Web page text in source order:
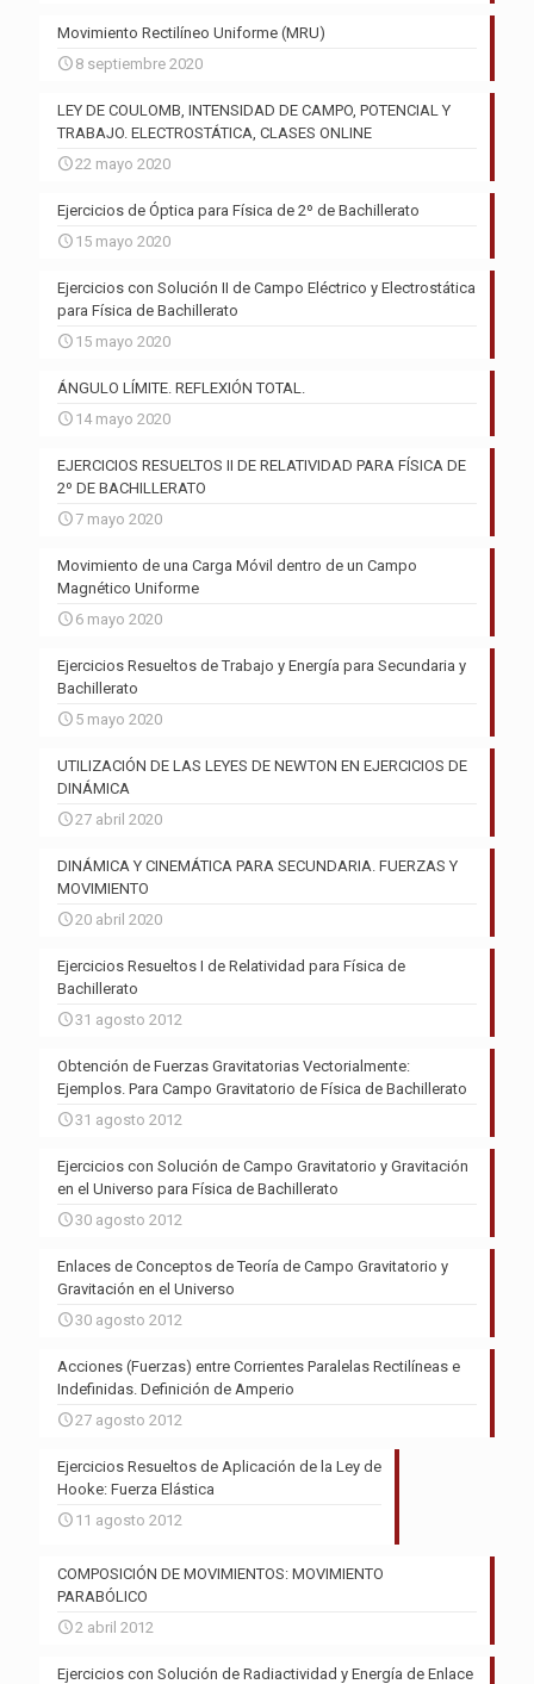
Movimiento Rectilíneo Uniforme (MRU)
8 septiembre 2020
LEY DE COULOMB, INTENSIDAD DE CAMPO, POTENCIAL Y
TRABAJO. ELECTROSTÁTICA, CLASES ONLINE
22 mayo 2020
Ejercicios de Óptica para Física de 2º de Bachillerato
15 mayo 2020
Ejercicios con Solución II de Campo Eléctrico y Electrostática
para Física de Bachillerato
15 mayo 2020
ÁNGULO LÍMITE. REFLEXIÓN TOTAL.
14 mayo 2020
EJERCICIOS RESUELTOS II DE RELATIVIDAD PARA FÍSICA DE
2º DE BACHILLERATO
7 mayo 2020
Movimiento de una Carga Móvil dentro de un Campo
Magnético Uniforme
6 mayo 2020
Ejercicios Resueltos de Trabajo y Energía para Secundaria y
Bachillerato
5 mayo 2020
UTILIZACIÓN DE LAS LEYES DE NEWTON EN EJERCICIOS DE
DINÁMICA
27 abril 2020
DINÁMICA Y CINEMÁTICA PARA SECUNDARIA. FUERZAS Y
MOVIMIENTO
20 abril 2020
Ejercicios Resueltos I de Relatividad para Física de
Bachillerato
31 agosto 2012
Obtención de Fuerzas Gravitatorias Vectorialmente:
Ejemplos. Para Campo Gravitatorio de Física de Bachillerato
31 agosto 2012
Ejercicios con Solución de Campo Gravitatorio y Gravitación
en el Universo para Física de Bachillerato
30 agosto 2012
Enlaces de Conceptos de Teoría de Campo Gravitatorio y
Gravitación en el Universo
30 agosto 2012
Acciones (Fuerzas) entre Corrientes Paralelas Rectilíneas e
Indefinidas. Definición de Amperio
27 agosto 2012
Ejercicios Resueltos de Aplicación de la Ley de
Hooke: Fuerza Elástica
11 agosto 2012
COMPOSICIÓN DE MOVIMIENTOS: MOVIMIENTO
PARABÓLICO
2 abril 2012
Ejercicios con Solución de Radiactividad y Energía de Enlace